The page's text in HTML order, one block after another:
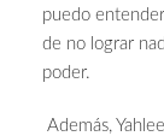
puedo
de no lograr
poder.
Además,